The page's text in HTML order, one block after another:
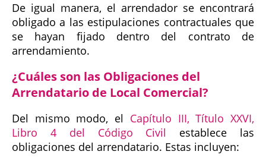
De igual manera, el arrendador se encontrará
obligado a las estipulaciones contractuales que
se hayan fijado dentro del contrato de
arrendamiento.
¿Cuáles son las Obligaciones del
Arrendatario de Local Comercial?
Del mismo modo, el Capítulo III, Título XXVI,
Libro 4 del Código Civil establece las
obligaciones del arrendatario. Estas incluyen: